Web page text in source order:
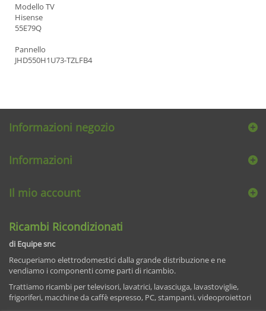
Modello TV
Hisense
55E79Q
Pannello
JHD550H1U73-TZLFB4
Informazioni negozio
Informazioni
Il mio account
Ricambi Ricondizionati
di Equipe snc
Recuperiamo elettrodomestici dalla grande distribuzione e ne
vendiamo i componenti come parti di ricambio.
Trattiamo ricambi per televisori, lavatrici, lavasciuga, lavastoviglie,
frigoriferi, macchine da caffè espresso, PC, stampanti, videoproiettori